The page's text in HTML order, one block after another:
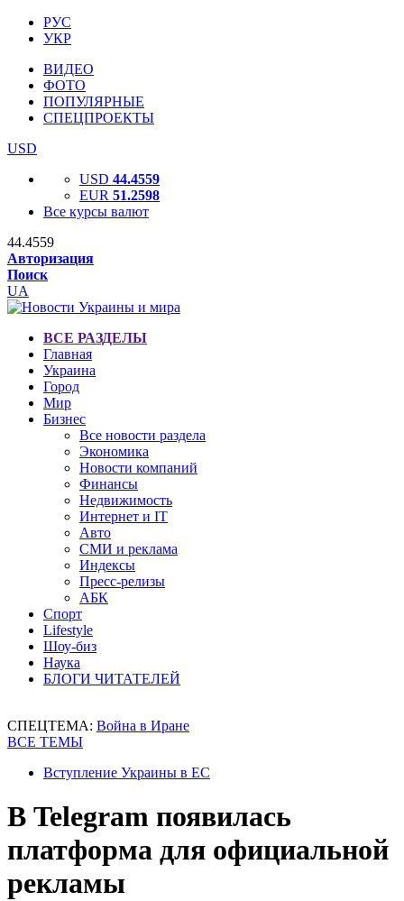
РУС
УКР
ВИДЕО
ФОТО
ПОПУЛЯРНЫЕ
СПЕЦПРОЕКТЫ
USD
USD 44.4559
EUR 51.2598
Все курсы валют
44.4559
Авторизация
Поиск
UA
ВСЕ РАЗДЕЛЫ
Главная
Украина
Город
Мир
Бизнес
Все новости раздела
Экономика
Новости компаний
Финансы
Недвижимость
Интернет и IT
Авто
СМИ и реклама
Индексы
Пресс-релизы
АБК
Спорт
Lifestyle
Шоу-биз
Наука
БЛОГИ ЧИТАТЕЛЕЙ
СПЕЦТЕМА: Война в Иране
ВСЕ ТЕМЫ
Вступление Украины в ЕС
В Telegram появилась
платформа для официальной
рекламы